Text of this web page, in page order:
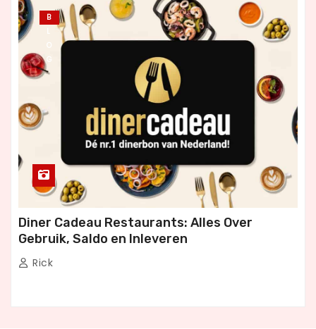
B
L
O
G
Diner Cadeau Restaurants: Alles Over
Gebruik, Saldo en Inleveren
Rick